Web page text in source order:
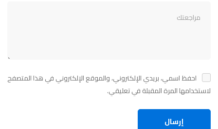
احفظ اسمي، بريدي الإلكتروني، والموقع الإلكتروني في هذا المتصفح
لاستخدامها المرة المقبلة في تعليقي.